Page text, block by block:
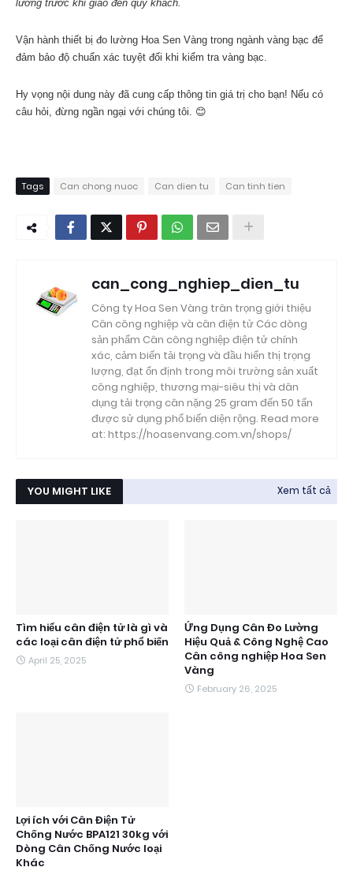
lưỡng trước khi giao đến quý khách.
Vận hành thiết bị đo lường Hoa Sen Vàng trong ngành vàng bạc để
đảm bảo độ chuẩn xác tuyệt đối khi kiểm tra vàng bạc.
Hy vọng nội dung này đã cung cấp thông tin giá trị cho bạn! Nếu có
câu hỏi, đừng ngần ngại với chúng tôi. 😊
Tags Can chong nuoc Can dien tu Can tinh tien
can_cong_nghiep_dien_tu
Công ty Hoa Sen Vàng trân trọng giới thiệu
Cân công nghiệp và cân điện tử Các dòng
sản phẩm Cân công nghiệp điện tử chính
xác, cảm biến tải trọng và đầu hiển thị trọng
lượng, đạt ổn định trong môi trường sản xuất
công nghiệp, thương mại-siêu thị và dân
dụng tải trọng cân nặng 25 gram đến 50 tấn
được sử dụng phổ biến diện rộng. Read more
at: https://hoasenvang.com.vn/shops/
YOU MIGHT LIKE Xem tất cả
Tìm hiểu cân điện tử là gì và
các loại cân điện tử phổ biến
April 25, 2025
Ứng Dụng Cân Đo Lường
Hiệu Quả & Công Nghệ Cao
Cân công nghiệp Hoa Sen
Vàng
February 26, 2025
Lợi ích với Cân Điện Tử
Chống Nước BPA121 30kg với
Dòng Cân Chống Nước loại
Khác